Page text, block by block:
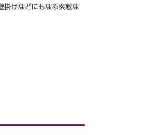
掛けなどにもなる素敵な